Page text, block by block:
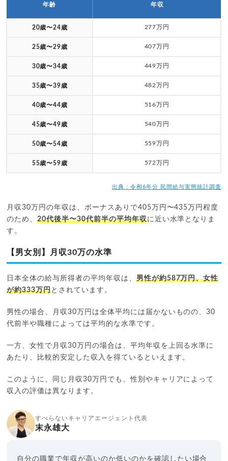
年齢 年収
20歳〜24歳 277万円
25歳〜29歳 407万円
30歳〜34歳 449万円
35歳〜39歳 482万円
40歳〜44歳 516万円
45歳〜49歳 540万円
50歳〜54歳 559万円
55歳〜59歳 572万円
出典：令和6年分 民間給与実態統計調査
月収30万円の年収は、ボーナスありで405万円〜435万円程度
のため、20代後半〜30代前半の平均年収に近い水準となりま
す。
【男女別】月収30万の水準
日本全体の給与所得者の平均年収は、 男性が約587万円、女性
が約333万円とされています。
男性の場合、月収30万円は全体平均には届かないものの、30
代前半や職種によっては平均的な水準です。
一方、女性で月収30万円の場合は、平均年収を上回る水準に
あたり、比較的安定した収入を得ているといえます。
このように、同じ月収30万円でも、性別やキャリアによって
収入の評価は異なります。
すべらないキャリアエージェント代表
末永雄大
自分の職業で年収が高いのか低いのかを確認したい場合